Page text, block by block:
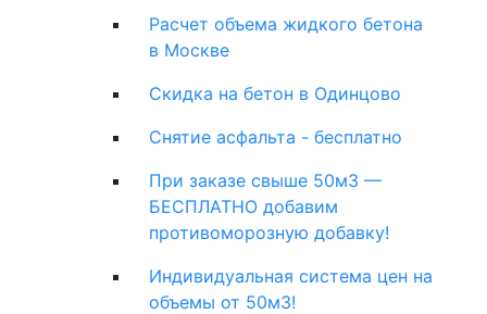
Расчет объема жидкого бетона
в Москве
Скидка на бетон в Одинцово
Снятие асфальта - бесплатно
При заказе свыше 50м3 —
БЕСПЛАТНО добавим
противоморозную добавку!
Индивидуальная система цен на
объемы от 50м3!